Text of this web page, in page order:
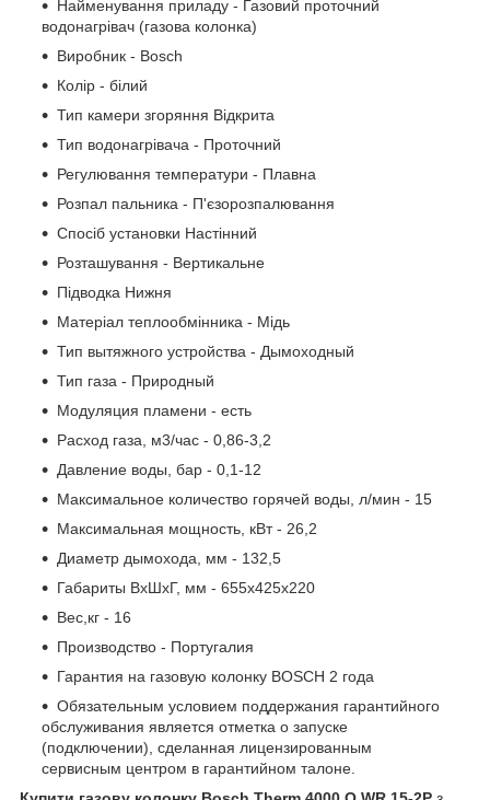
Найменування приладу - Газовий проточний
водонагрівач (газова колонка)
Виробник - Bosch
Колір - білий
Тип камери згоряння Відкрита
Тип водонагрівача - Проточний
Регулювання температури - Плавна
Розпал пальника - П'єзорозпалювання
Спосіб установки Настінний
Розташування - Вертикальне
Підводка Нижня
Матеріал теплообмінника - Мідь
Тип вытяжного устройства - Дымоходный
Тип газа - Природный
Модуляция пламени - есть
Расход газа, м3/час - 0,86-3,2
Давление воды, бар - 0,1-12
Максимальное количество горячей воды, л/мин - 15
Максимальная мощность, кВт - 26,2
Диаметр дымохода, мм - 132,5
Габариты ВхШхГ, мм - 655х425х220
Вес,кг - 16
Производство - Португалия
Гарантия на газовую колонку BOSCH 2 года
Обязательным условием поддержания гарантийного
обслуживания является отметка о запуске
(подключении), сделанная лицензированным
сервисным центром в гарантийном талоне.